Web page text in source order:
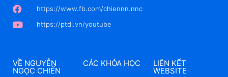
https://www.fb.com/chiennn.nnc
https://ptdl.vn/youtube
VỀ NGUYỄN
NGỌC CHIẾN
CÁC KHÓA HỌC LIÊN KẾT
WEBSITE